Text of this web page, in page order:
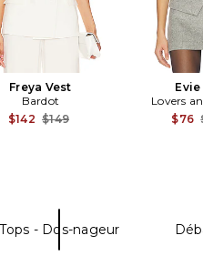
Freya Vest
Bardot
$142 Previous price:
$149
Lovers
$76
Tops - Dos-nageur